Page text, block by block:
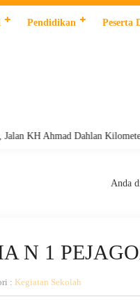
Pendidikan Peserta
Ahmad Dahlan Kilometer 4
Anda
N 1
: Kegiatan Sekolah